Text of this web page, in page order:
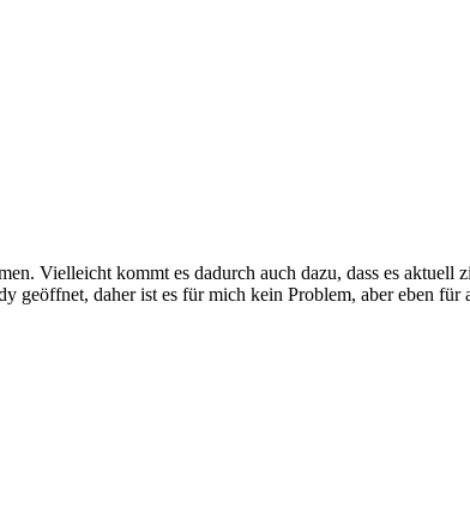
Vielleicht kommt es dadurch auch dazu, dass es
geöffnet, daher ist es für mich kein Problem, aber eben für